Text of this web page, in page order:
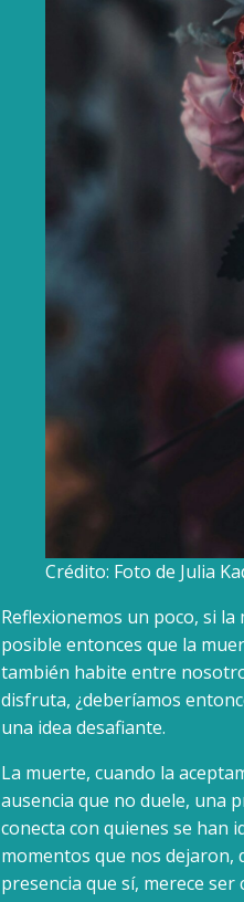
Crédito: Foto de Julia
Reflexionemos un poco, si
posible entonces que la
también habite entre
disfruta, ¿deberíamos
una idea desafiante.
La muerte, cuando la
ausencia que no duele, una
conecta con quienes se han
momentos que nos dejaron,
presencia que sí, merece ser